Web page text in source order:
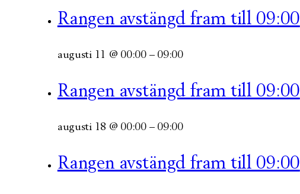
Rangen avstängd fram till 09:00
augusti 11 @ 00:00– 09:00
Rangen avstängd fram till 09:00
augusti 18 @ 00:00– 09:00
Rangen avstängd fram till 09:00